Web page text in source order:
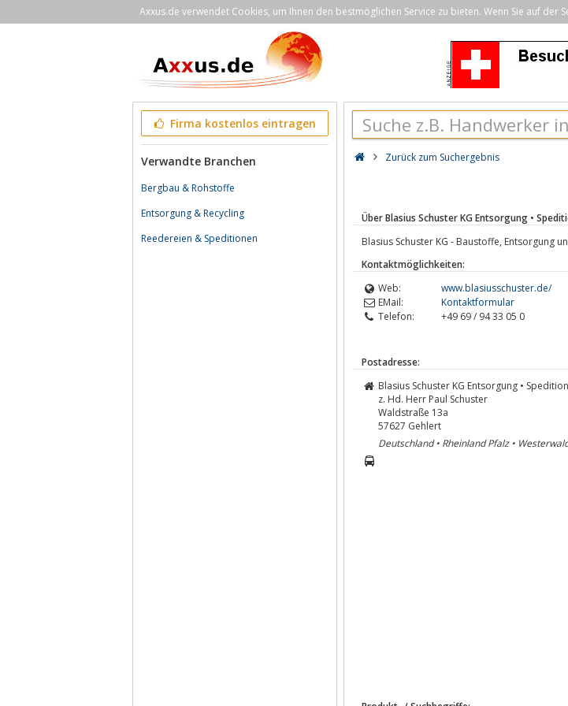
Axxus.de verwendet Cookies, um Ihnen den bestmöglichen Service zu bieten. Wenn Sie auf der
Firma kostenlos eintragen
Verwandte Branchen
Bergbau & Rohstoffe
Entsorgung & Recycling
Reedereien & Speditionen
Zurück zum Suchergebnis
Über Blasius Schuster KG Entsorgung •
Blasius Schuster KG - Baustoffe, Entsorgung
Kontaktmöglichkeiten:
Web:
www.blasiusschuster.de/
EMail:
Kontaktformular
Telefon:
+49 69 / 94 33 05 0
Postadresse:
Blasius Schuster KG Entsorgung •
z. Hd. Herr Paul Schuster
Waldstraße 13a
57627 Gehlert
Deutschland • Rheinland Pfalz •